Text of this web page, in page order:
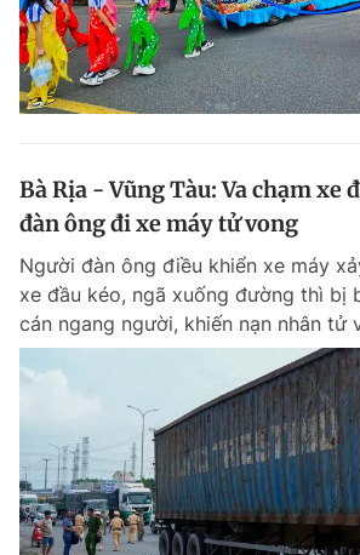
Bà Rịa - Vũng Tàu: Va chạm xe
đàn ông đi xe máy tử vong
Người đàn ông điều khiển xe máy
xe đầu kéo, ngã xuống đường thì bị
cán ngang người, khiến nạn nhân tử